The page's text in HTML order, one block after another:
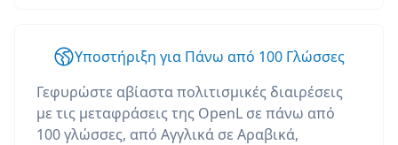
Υποστήριξη για Πάνω από 100 Γλώσσες
Γεφυρώστε αβίαστα πολιτισμικές διαιρέσεις
με τις μεταφράσεις της OpenL σε πάνω από
100 γλώσσες, από Αγγλικά σε Αραβικά,